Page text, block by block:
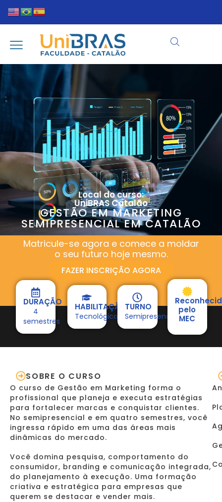
Local do curso:
UniBRAS Catalão
GESTÃO EM MARKETING
SEMIPRESENCIAL EM CATALÃO
Matricule-se agora e comece a moldar
o seu futuro hoje mesmo.
FAZER INSCRIÇÃO AGORA
DURAÇÃO
4
semestres
HABILITAÇÃO
Tecnológico
TURNO
Semipresencial
pelo
MEC
SOBRE O CURSO
O curso de Gestão em Marketing forma o
profissional que planeja e executa estratégias
para fortalecer marcas e conquistar clientes.
No semipresencial e em quatro semestres, você
ingressa rápido em uma das áreas mais
dinâmicas do mercado.
Você domina pesquisa, comportamento do
consumidor, branding e comunicação integrada,
do planejamento à execução. Uma formação
criativa e estratégica para empresas que
querem se destacar e vender mais.